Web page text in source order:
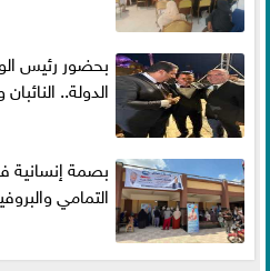
بحضور رئيس
الدولة..
بصمة إنسانية
التمامي